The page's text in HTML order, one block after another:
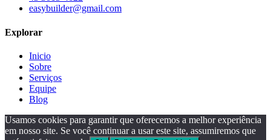
easybuilder@gmail.com
Explorar
Inicio
Sobre
Serviços
Equipe
Blog
Usamos cookies para garantir que oferecemos a melhor experiência
em nosso site. Se você continuar a usar este site, assumiremos que